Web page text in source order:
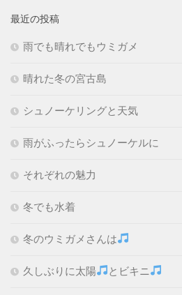
最近の投稿
雨でも晴れでもウミガメ
晴れた冬の宮古島
シュノーケリングと天気
雨がふったらシュノーケルに
それぞれの魅力
冬でも水着
冬のウミガメさんは
久しぶりに太陽 とビキニ